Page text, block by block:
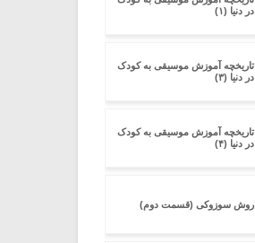
در دنیا (۱)
تاریخچه آموزش موسیقی به کودک
در دنیا (۳)
تاریخچه آموزش موسیقی به کودک
در دنیا (۴)
روش سوزوکی (قسمت دوم)